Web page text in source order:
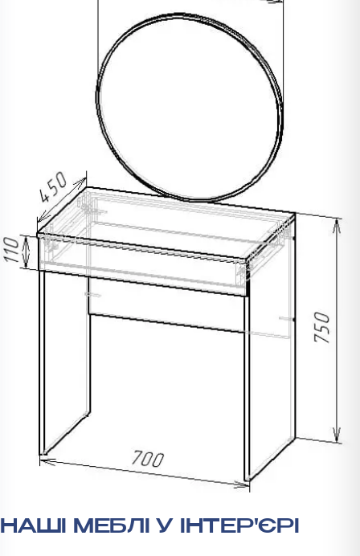
НАШІ МЕБЛІ У ІНТЕР'ЄРІ